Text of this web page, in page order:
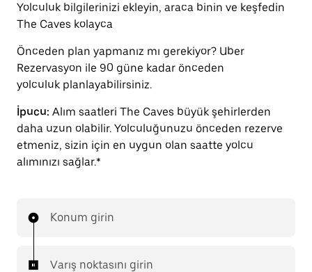
Yolculuk bilgilerinizi ekleyin, araca binin ve keşfedin
The Caves kolayca
Önceden plan yapmanız mı gerekiyor? Uber
Rezervasyon ile 90 güne kadar önceden
yolculuk planlayabilirsiniz.
İpucu: Alım saatleri The Caves büyük şehirlerden
daha uzun olabilir. Yolculuğunuzu önceden rezerve
etmeniz, sizin için en uygun olan saatte yolcu
alımınızı sağlar.*
Konum girin
Varış noktasını girin